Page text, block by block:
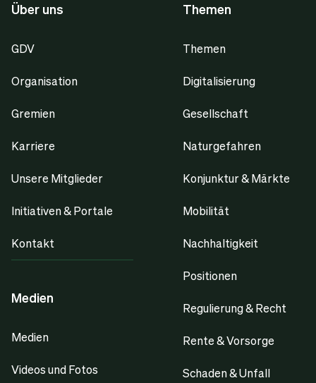
Über uns
GDV
Organisation
Gremien
Karriere
Unsere Mitglieder
Initiativen & Portale
Kontakt
Medien
Medien
Videos und Fotos
Themen
Themen
Digitalisierung
Gesellschaft
Naturgefahren
Konjunktur & Märkte
Mobilität
Nachhaltigkeit
Positionen
Regulierung & Recht
Rente & Vorsorge
Schaden & Unfall